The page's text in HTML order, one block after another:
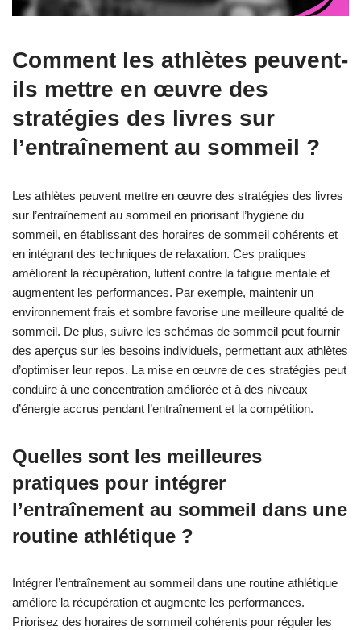
Comment les athlètes peuvent-
ils mettre en œuvre des
stratégies des livres sur
l’entraînement au sommeil ?
Les athlètes peuvent mettre en œuvre des stratégies des livres
sur l’entraînement au sommeil en priorisant l’hygiène du
sommeil, en établissant des horaires de sommeil cohérents et
en intégrant des techniques de relaxation. Ces pratiques
améliorent la récupération, luttent contre la fatigue mentale et
augmentent les performances. Par exemple, maintenir un
environnement frais et sombre favorise une meilleure qualité de
sommeil. De plus, suivre les schémas de sommeil peut fournir
des aperçus sur les besoins individuels, permettant aux athlètes
d’optimiser leur repos. La mise en œuvre de ces stratégies peut
conduire à une concentration améliorée et à des niveaux
d’énergie accrus pendant l’entraînement et la compétition.
Quelles sont les meilleures
pratiques pour intégrer
l’entraînement au sommeil dans une
routine athlétique ?
Intégrer l’entraînement au sommeil dans une routine athlétique
améliore la récupération et augmente les performances.
Priorisez des horaires de sommeil cohérents pour réguler les